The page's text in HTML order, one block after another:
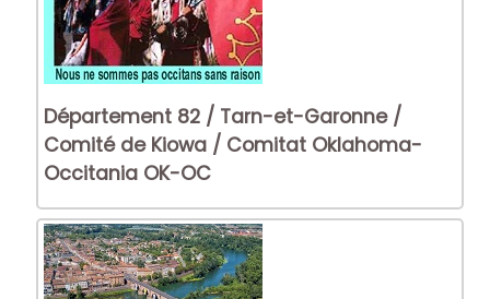
Département 82 / Tarn-et-Garonne /
Comité de Kiowa / Comitat Oklahoma-
Occitania OK-OC